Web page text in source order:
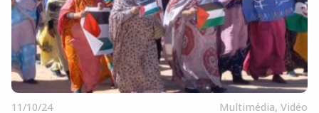
11/10/24 Multimédia, Vidéo